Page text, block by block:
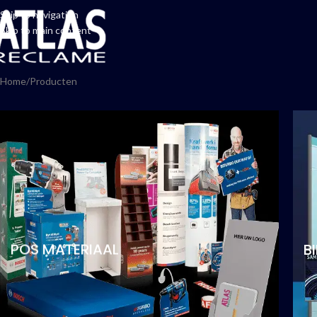
Skip to navigation
Skip to main content
Home Producten
POS MATERIAAL